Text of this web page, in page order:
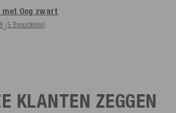
Oog zwart
(5 Beoordeling)
KLANTEN ZEGGEN